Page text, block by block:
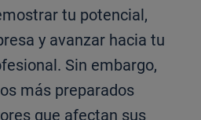
tu potencial,
y avanzar hacia tu
Sin embargo,
más preparados
que afectan sus